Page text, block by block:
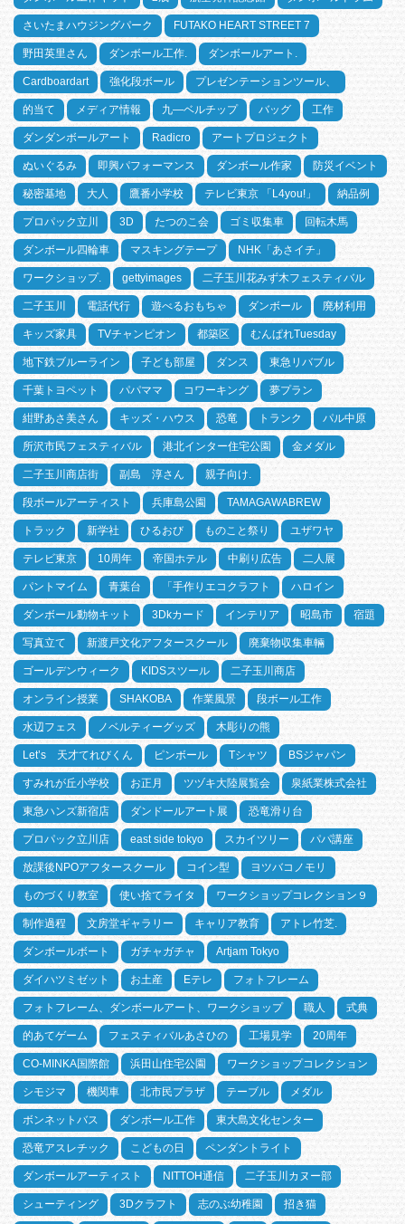
さいたまハウジングパーク FUTAKO HEART STREET 7
野田英里さん ダンボール工作. ダンボールアート.
Cardboardart 強化段ボール プレゼンテーションツール、
的当て メディア情報 九―ベルチップ バッグ 工作
ダンダンボールアート Radicro アートプロジェクト
ぬいぐるみ 即興パフォーマンス ダンボール作家 防災イベント
秘密基地 大人 鷹番小学校 テレビ東京 「L4you!」 納品例
プロパック立川 3D たつのこ会 ゴミ収集車 回転木馬
ダンボール四輪車 マスキングテープ NHK「あさイチ」
ワークショップ. gettyimages 二子玉川花みず木フェスティバル
二子玉川 電話代行 遊べるおもちゃ ダンボール 廃材利用
キッズ家具 TVチャンピオン 都築区 むんぱれTuesday
地下鉄ブルーライン 子ども部屋 ダンス 東急リバブル
千葉トヨペット パパママ コワーキング 夢プラン
紺野あさ美さん キッズ・ハウス 恐竜 トランク パル中原
所沢市民フェスティバル 港北インター住宅公園 金メダル
二子玉川商店街 副島 淳さん 親子向け.
段ボールアーティスト 兵庫島公園 TAMAGAWABREW
トラック 新学社 ひるおび ものこと祭り ユザワヤ
テレビ東京 10周年 帝国ホテル 中刷り広告 二人展
パントマイム 青葉台 「手作りエコクラフト ハロイン
ダンボール動物キット 3Dkカード インテリア 昭島市 宿題
写真立て 新渡戸文化アフタースクール 廃棄物収集車輛
ゴールデンウィーク KIDSスツール 二子玉川商店
オンライン授業 SHAKOBA 作業風景 段ボール工作
水辺フェス ノベルティーグッズ 木彫りの熊
Let’s 天才てれびくん ピンボール Tシャツ BSジャパン
すみれが丘小学校 お正月 ツヅキ大陸展覧会 泉紙業株式会社
東急ハンズ新宿店 ダンドールアート展 恐竜滑り台
プロパック立川店 east side tokyo スカイツリー パパ講座
放課後NPOアフタースクール コイン型 ヨツバコノモリ
ものづくり教室 使い捨てライタ ワークショップコレクション９
制作過程 文房堂ギャラリー キャリア教育 アトレ竹芝.
ダンボールボート ガチャガチャ Artjam Tokyo
ダイハツミゼット お土産 Eテレ フォトフレーム
フォトフレーム、ダンボールアート、ワークショップ 職人 式典
的あてゲーム フェスティバルあさひの 工場見学 20周年
CO-MINKA国際館 浜田山住宅公園 ワークショップコレクション
シモジマ 機関車 北市民プラザ テーブル メダル
ボンネットバス ダンボール工作 東大島文化センター
恐竜アスレチック こどもの日 ペンダントライト
ダンボールアーティスト NITTOH通信 二子玉川カヌー部
シューティング 3Dクラフト 志のぶ幼稚園 招き猫